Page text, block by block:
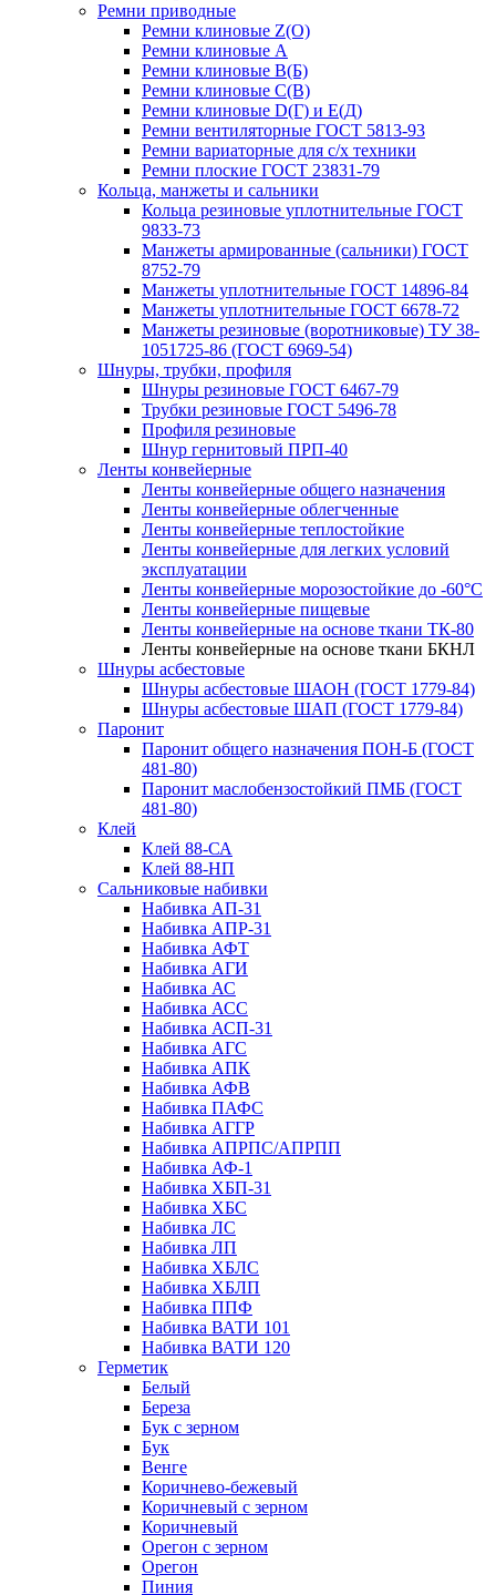
Ремни приводные
Ремни клиновые Z(О)
Ремни клиновые А
Ремни клиновые В(Б)
Ремни клиновые С(В)
Ремни клиновые D(Г) и Е(Д)
Ремни вентиляторные ГОСТ 5813-93
Ремни вариаторные для с/х техники
Ремни плоские ГОСТ 23831-79
Кольца, манжеты и сальники
Кольца резиновые уплотнительные ГОСТ
9833-73
Манжеты армированные (сальники) ГОСТ
8752-79
Манжеты уплотнительные ГОСТ 14896-84
Манжеты уплотнительные ГОСТ 6678-72
Манжеты резиновые (воротниковые) ТУ 38-
1051725-86 (ГОСТ 6969-54)
Шнуры, трубки, профиля
Шнуры резиновые ГОСТ 6467-79
Трубки резиновые ГОСТ 5496-78
Профиля резиновые
Шнур гернитовый ПРП-40
Ленты конвейерные
Ленты конвейерные общего назначения
Ленты конвейерные облегченные
Ленты конвейерные теплостойкие
Ленты конвейерные для легких условий
эксплуатации
Ленты конвейерные морозостойкие до -60°С
Ленты конвейерные пищевые
Ленты конвейерные на основе ткани ТК-80
Ленты конвейерные на основе ткани БКНЛ
Шнуры асбестовые
Шнуры асбестовые ШАОН (ГОСТ 1779-84)
Шнуры асбестовые ШАП (ГОСТ 1779-84)
Паронит
Паронит общего назначения ПОН-Б (ГОСТ
481-80)
Паронит маслобензостойкий ПМБ (ГОСТ
481-80)
Клей
Клей 88-СА
Клей 88-НП
Сальниковые набивки
Набивка АП-31
Набивка АПР-31
Набивка АФТ
Набивка АГИ
Набивка АС
Набивка АСС
Набивка АСП-31
Набивка АГС
Набивка АПК
Набивка АФВ
Набивка ПАФС
Набивка АГГР
Набивка АПРПС/АПРПП
Набивка АФ-1
Набивка ХБП-31
Набивка ХБС
Набивка ЛС
Набивка ЛП
Набивка ХБЛС
Набивка ХБЛП
Набивка ППФ
Набивка ВАТИ 101
Набивка ВАТИ 120
Герметик
Белый
Береза
Бук с зерном
Бук
Венге
Коричнево-бежевый
Коричневый с зерном
Коричневый
Орегон с зерном
Орегон
Пиния